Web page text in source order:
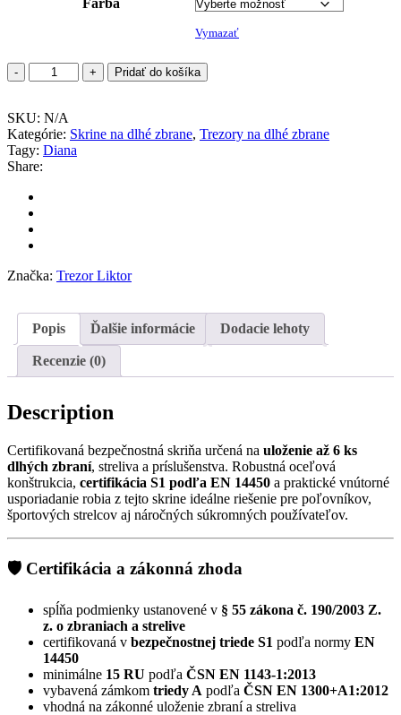
Farba
Vymazať
množstvo
DIANA
10b
(SAFETY
10/6)
Pridať do košíka
SKU: N/A
Kategórie: Skrine na dlhé zbrane, Trezory na dlhé zbrane
Tagy: Diana
Share:
Značka: Trezor Liktor
Popis Ďalšie informácie Dodacie lehoty
Recenzie (0)
Description
Certifikovaná bezpečnostná skriňa určená na uloženie až 6 ks
dlhých zbraní, streliva a príslušenstva. Robustná oceľová
konštrukcia, certifikácia S1 podľa EN 14450 a praktické vnútorné
usporiadanie robia z tejto skrine ideálne riešenie pre poľovníkov,
športových strelcov aj náročných súkromných používateľov.
🛡️ Certifikácia a zákonná zhoda
spĺňa podmienky ustanovené v § 55 zákona č. 190/2003 Z.
z. o zbraniach a strelive
certifikovaná v bezpečnostnej triede S1 podľa normy EN
14450
minimálne 15 RU podľa ČSN EN 1143-1:2013
vybavená zámkom triedy A podľa ČSN EN 1300+A1:2012
vhodná na zákonné uloženie zbraní a streliva